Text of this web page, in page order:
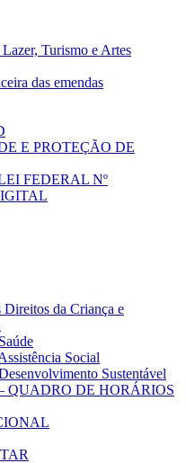
Turismo e Artes
das emendas
E PROTEÇÃO DE
FEDERAL Nº
da Criança e
Social
Sustentável
QUADRO DE HORÁRIOS